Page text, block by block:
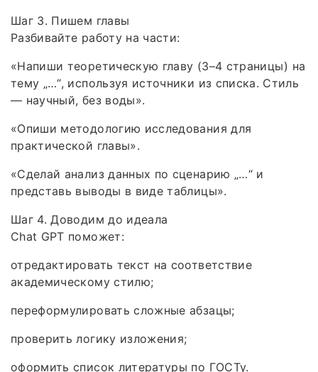
Шаг 3. Пишем главы
Разбивайте работу на части:
«Напиши теоретическую главу (3–4 страницы) на
тему „…“, используя источники из списка. Стиль
— научный, без воды».
«Опиши методологию исследования для
практической главы».
«Сделай анализ данных по сценарию „…“ и
представь выводы в виде таблицы».
Шаг 4. Доводим до идеала
Chat GPT поможет:
отредактировать текст на соответствие
академическому стилю;
переформулировать сложные абзацы;
проверить логику изложения;
оформить список литературы по ГОСТу.